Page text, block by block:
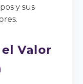
y sus
Valor